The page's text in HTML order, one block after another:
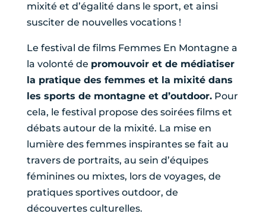
mixité et d’égalité dans le sport, et ainsi
susciter de nouvelles vocations !
Le festival de films Femmes En Montagne a
la volonté de promouvoir et de médiatiser
la pratique des femmes et la mixité dans
les sports de montagne et d’outdoor.Pour
cela, le festival propose des soirées films et
débats autour de la mixité. La mise en
lumière des femmes inspirantes se fait au
travers de portraits, au sein d’équipes
féminines ou mixtes, lors de voyages, de
pratiques sportives outdoor, de
découvertes culturelles.